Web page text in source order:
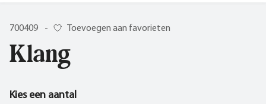
700409 - Toevoegen aan favorieten
Klang
Kies een aantal